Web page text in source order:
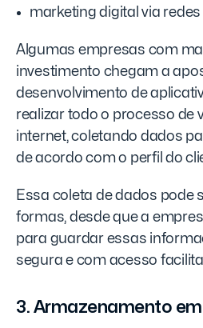
marketing digital via
Algumas empresas com
investimento chegam a
desenvolvimento de
realizar todo o processo de
internet, coletando dados
de acordo com o perfil do
Essa coleta de dados pode
formas, desde que a
para guardar essas
segura e com acesso
3. Armazenamento